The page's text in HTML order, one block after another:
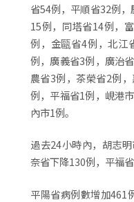
省54例，平順省32例
15例，同塔省14例，
例，金甌省4例，北江
例，廣義省3例，廣治
農省3例，茶榮省2例
例，平福省1例，峴港
內市1例。
過去24小時內，胡志
奈省下降130例，平福省
平陽省病例數增加461